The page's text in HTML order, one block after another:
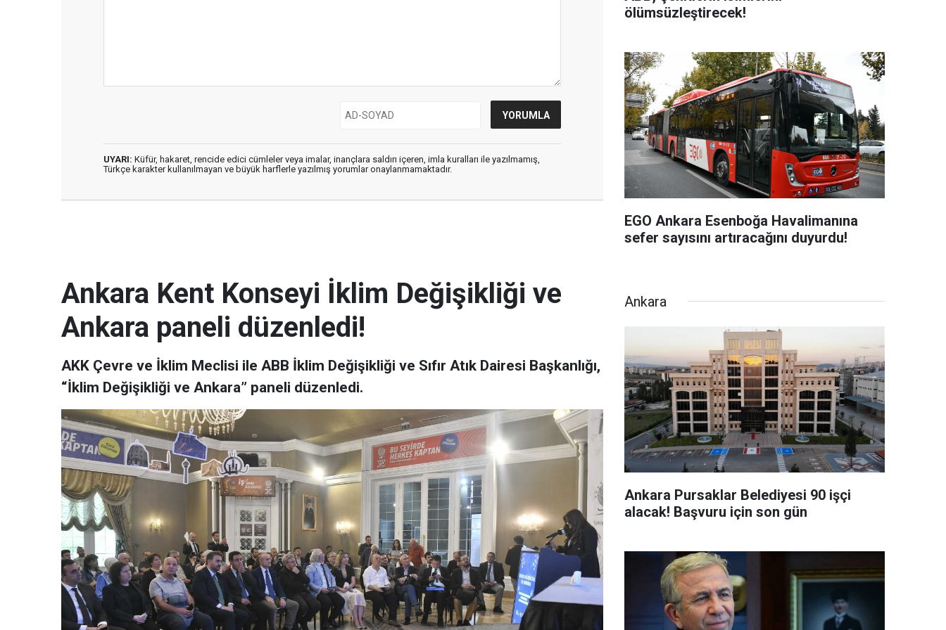
UYARI: Küfür, hakaret, rencide edici cümleler veya imalar, inançlara saldırı içeren, imla kuralları ile yazılmamış,
Türkçe karakter kullanılmayan ve büyük harflerle yazılmış yorumlar onaylanmamaktadır.
ölümsüzleştirecek!
EGO Ankara Esenboğa Havalimanına
sefer sayısını artıracağını duyurdu!
Ankara Kent Konseyi İklim Değişikliği ve
Ankara paneli düzenledi!
AKK Çevre ve İklim Meclisi ile ABB İklim Değişikliği ve Sıfır Atık Dairesi Başkanlığı,
“İklim Değişikliği ve Ankara” paneli düzenledi.
Ankara
Ankara Pursaklar Belediyesi 90 işçi
alacak! Başvuru için son gün